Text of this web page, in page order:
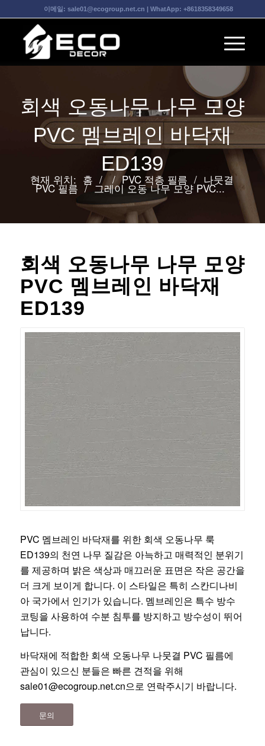
이메일: sale01@ecogroup.net.cn | WhatApp: +8618358349658
회색 오동나무 나무 모양
PVC 멤브레인 바닥재
ED139
현재 위치: 홈 / / PVC 적층 필름 / 나뭇결
PVC 필름 / 그레이 오동 나무 모양 PVC...
회색 오동나무 나무 모양
PVC 멤브레인 바닥재
ED139
PVC 멤브레인 바닥재를 위한 회색 오동나무 룩
ED139의 천연 나무 질감은 아늑하고 매력적인 분위기
를 제공하며 밝은 색상과 매끄러운 표면은 작은 공간을
더 크게 보이게 합니다. 이 스타일은 특히 스칸디나비
아 국가에서 인기가 있습니다. 멤브레인은 특수 방수
코팅을 사용하여 수분 침투를 방지하고 방수성이 뛰어
납니다.
바닥재에 적합한 회색 오동나무 나뭇결 PVC 필름에
관심이 있으신 분들은 빠른 견적을 위해
sale01@ecogroup.net.cn으로 연락주시기 바랍니다.
문의